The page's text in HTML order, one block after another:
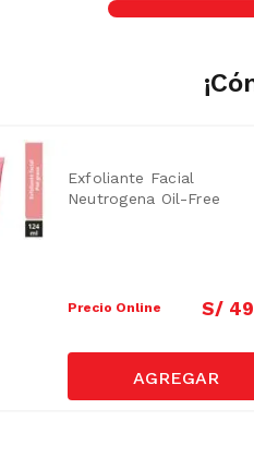
Exfoliante Facial
Neutrogena Oil-Free
Precio Online S/ 49